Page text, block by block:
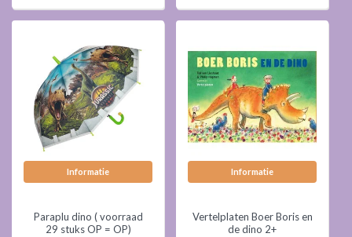
Informatie
Paraplu dino ( voorraad
29 stuks OP = OP)
Informatie
Vertelplaten Boer Boris en
de dino 2+